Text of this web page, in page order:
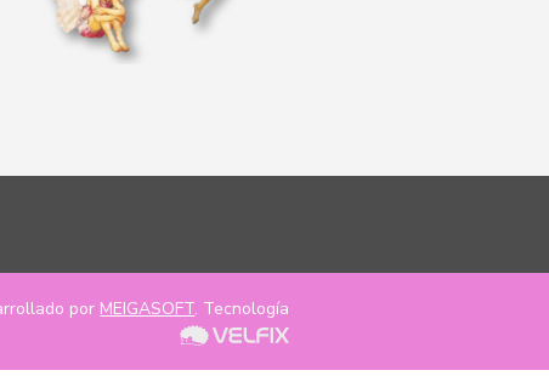
por MEIGASOFT. Tecnología